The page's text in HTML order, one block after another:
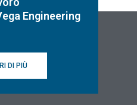
Engineering
DI PIÙ